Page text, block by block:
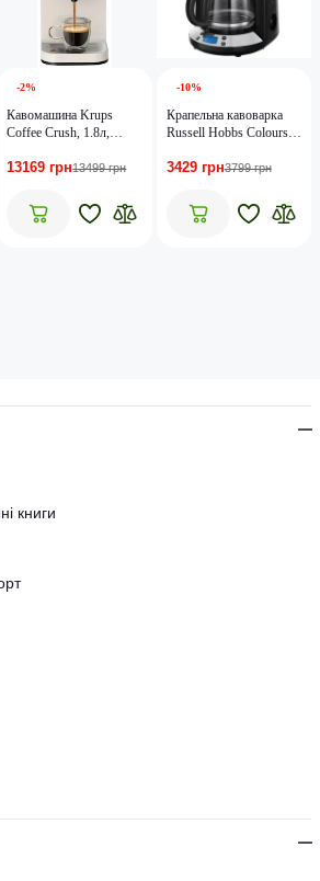
-2%
Кавомашина Krups
Coffee Crush, 1.8л,
авторецептів - 2, метал,
13169 грн13499 грн
-10%
Крапельна кавоварка
Russell Hobbs Colours
3429 грн3799 грн
книги